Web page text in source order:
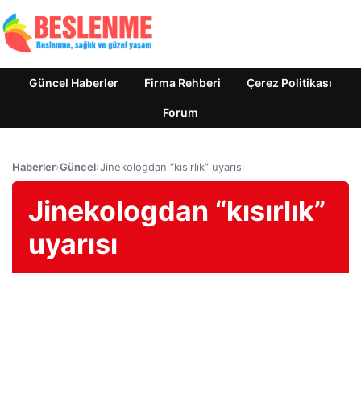
Güncel Haberler Firma Rehberi Çerez Politikası
Forum
Haberler›Güncel›Jinekologdan “kısırlık” uyarısı
Jinekologdan “kısırlık”
uyarısı